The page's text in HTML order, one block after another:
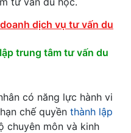
dịch vụ tư vấn du
trung tâm tư vấn du
có năng lực hành vi
chế quyền thành lập
chuyên môn và kinh